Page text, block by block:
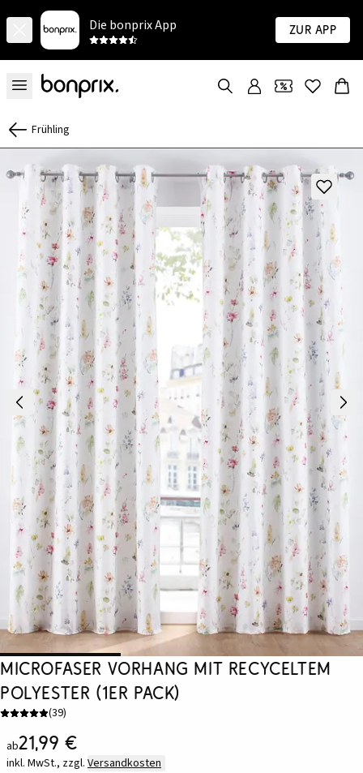
Die bonprix App Zur App
Frühling
Microfaser Vorhang mit recyceltem
Polyester (1er Pack)
(39)
ab21,99 €
inkl. MwSt., zzgl. Versandkosten